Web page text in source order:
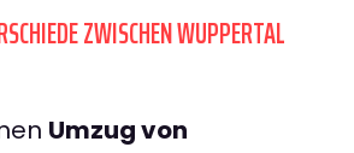
ZWISCHEN WUPPERTAL
Umzug von